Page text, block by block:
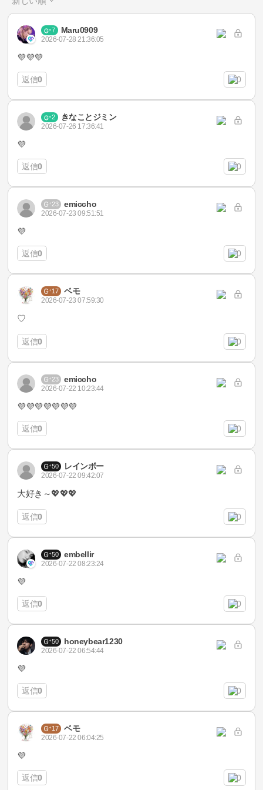
7 Maru0909
2026-07-28 21:36:05
💜💜💜
返信0 0
2 きなことジミン
2026-07-26 17:36:41
💜
返信0 0
23 emiccho
2026-07-23 09:51:51
💜
返信0 0
17 ベモ
2026-07-23 07:59:30
♡
返信0 0
23 emiccho
2026-07-22 10:23:44
💜💜💜💜💜💜💜
返信0 0
50 レインボー
2026-07-22 09:42:07
大好き～💖💖💖
返信0 0
50 embellir
2026-07-22 08:23:24
💜
返信0 0
50 honeybear1230
2026-07-22 06:54:44
💜
返信0 0
17 ベモ
2026-07-22 06:04:25
💜
返信0 0